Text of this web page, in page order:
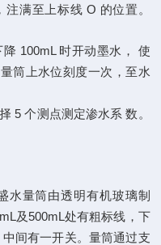
注满至上标线 O 的位置。
降 100mL 时开动墨水，
使
筒上水位刻度一次，至水
5个测点测定渗水系 数。
水量筒由透明有机玻璃制
及500mL处有粗标线，下
间有一开关。量筒通过支